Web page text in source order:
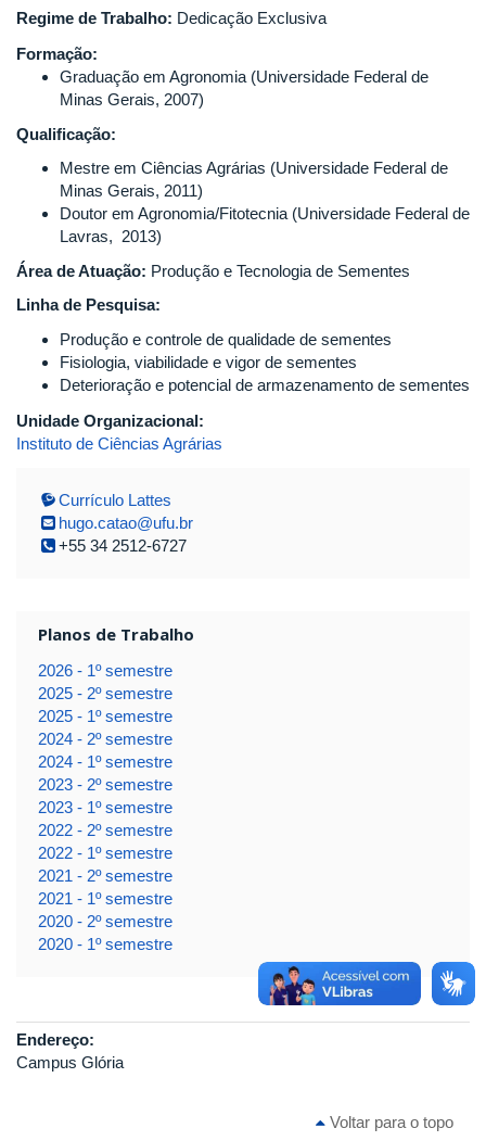
Regime de Trabalho: Dedicação Exclusiva
Formação:
Graduação em Agronomia (Universidade Federal de
Minas Gerais, 2007)
Qualificação:
Mestre em Ciências Agrárias (Universidade Federal de
Minas Gerais, 2011)
Doutor em Agronomia/Fitotecnia (Universidade Federal de
Lavras, 2013)
Área de Atuação: Produção e Tecnologia de Sementes
Linha de Pesquisa:
Produção e controle de qualidade de sementes
Fisiologia, viabilidade e vigor de sementes
Deterioração e potencial de armazenamento de sementes
Unidade Organizacional:
Instituto de Ciências Agrárias
Currículo Lattes
hugo.catao@ufu.br
+55 34 2512-6727
Planos de Trabalho
2026 - 1º semestre
2025 - 2º semestre
2025 - 1º semestre
2024 - 2º semestre
2024 - 1º semestre
2023 - 2º semestre
2023 - 1º semestre
2022 - 2º semestre
2022 - 1º semestre
2021 - 2º semestre
2021 - 1º semestre
2020 - 2º semestre
2020 - 1º semestre
Endereço:
Campus Glória
Voltar para o topo